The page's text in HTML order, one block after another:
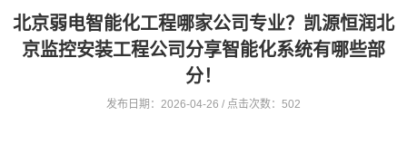
北京弱电智能化工程哪家公司专业？凯源恒润北
京监控安装工程公司分享智能化系统有哪些部
分！
发布日期：2026-04-26 / 点击次数：502